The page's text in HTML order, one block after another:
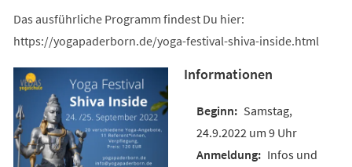
Das ausführliche Programm findest Du hier:
https://yogapaderborn.de/yoga-festival-shiva-inside.html
Informationen
Samstag,
24.9.2022 um 9 Uhr
Infos und